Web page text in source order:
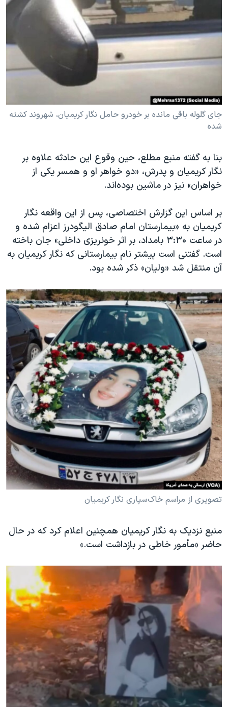
جای گلوله باقی مانده بر خودرو حامل نگار کریمیان، شهروند کشته
شده
بنا به گفته منبع مطلع، حین وقوع این حادثه علاوه بر
نگار کریمیان و پدرش، «دو خواهر او و همسر یکی از
خواهران» نیز در ماشین بوده‌اند.
بر اساس این گزارش اختصاصی، پس از این واقعه نگار
کریمیان به «بیمارستان امام صادق الیگودرز اعزام شده و
در ساعت ۳:۳۰ بامداد، بر اثر خونریزی داخلی» جان باخته
است. گفتنی است پیشتر نام بیمارستانی که نگار کریمیان به
آن منتقل شد «ولیان» ذکر شده بود.
تصویری از مراسم خاک‌سپاری نگار کریمیان
منبع نزدیک به نگار کریمیان همچنین اعلام کرد که در حال
حاضر «مأمور خاطی در بازداشت است.»